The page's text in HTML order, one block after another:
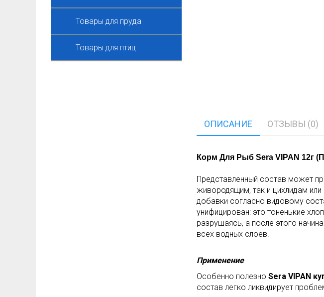
ОПИСАНИЕ ОТЗЫВЫ (0)
Корм Для Рыб Sera VIPAN 12г
Представленный состав может
живородящим, так и цихлидам
добавки согласно видовому
унифицирован: это тоненькие
разрушаясь, а после этого
всех водных слоев.
Применение
Особенно полезно Sera VIPAN
состав легко ликвидирует
Товары для пруда
Товары для птиц